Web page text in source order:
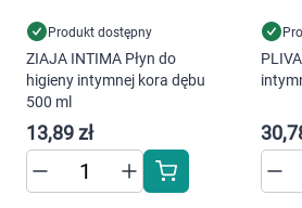
"Ustawienia" lub możesz
ustawienia wszystkich
AKCEPTUJĘ WSZYSTKIE
AKCEPTUJĘ
Produkt dostępny
ZIAJA INTIMA Płyn do
higieny intymnej kora dębu
500 ml
13,89 zł